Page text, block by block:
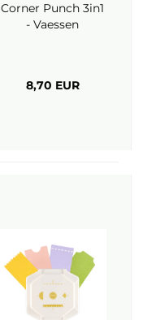
Corner Punch 3in1
- Vaessen
8,70 EUR